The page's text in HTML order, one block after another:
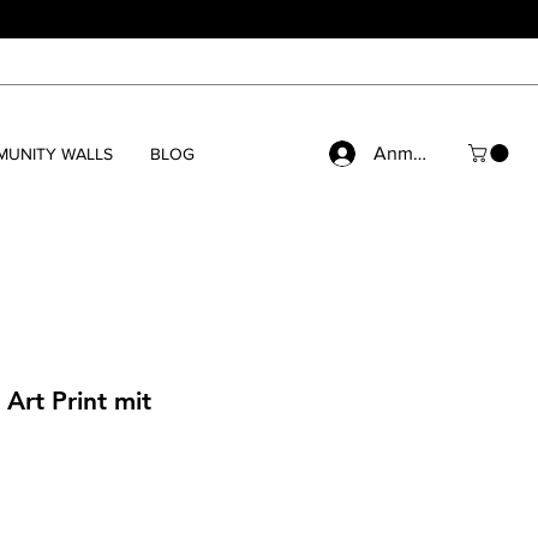
WALLS BLOG Anmelden
Art Print mit